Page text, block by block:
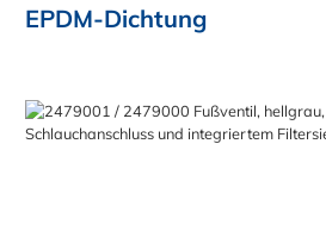
EPDM-Dichtung
Bildergalerie überspringen